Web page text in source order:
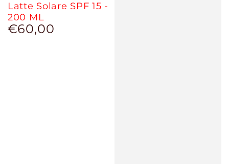
Latte Solare SPF 15 -
200 ML
Prezzo
regolare
€60,00